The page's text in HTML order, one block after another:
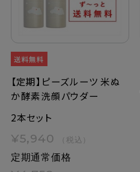
定期購入
お問い合わせ
ペリカン石鹸について
ご利用案内
よくあるご質問
【定期】ピーズルーツ 米ぬ
か酵素洗顔パウダー
2本セット
¥5,940 （税込）
定期通常価格